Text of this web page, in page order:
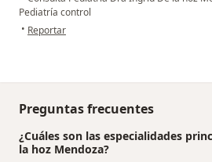
Pediatría control
• en opinión del usuario Natalia Sirtori
Reportar
Preguntas frecuentes
¿Cuáles son las especialidades
la hoz Mendoza?